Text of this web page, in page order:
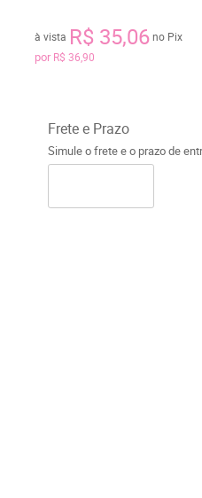
à vista R$ 35,06no Pix
por R$ 36,90
Frete e Prazo
Simule o frete e o prazo de